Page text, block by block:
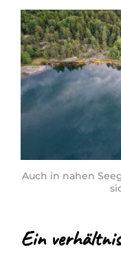
Auch in nahen
Ein